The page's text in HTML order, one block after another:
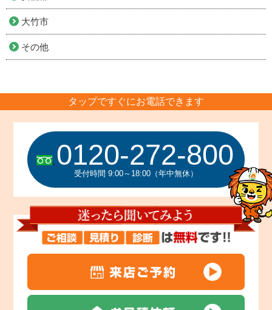
大竹市
その他
タップですぐにお電話できます
0120-272-800
受付時間 9:00～18:00（年中無休）